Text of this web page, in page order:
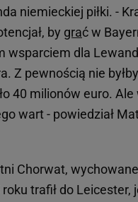
niemieckiej piłki. -
by grać w
wsparciem dla
Z pewnością nie
40 milionów euro.
wart - powiedział
Chorwat,
trafił do Leicester,